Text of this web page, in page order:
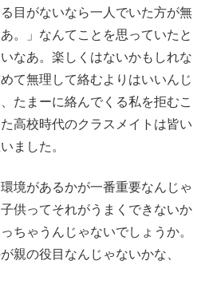
目がないなら一人でいた方が無
。」なんてことを思っていたと
なあ。楽しくはないかもしれな
て無理して絡むよりはいいんじ
たまーに絡んでくる私を拒むこ
高校時代のクラスメイトは皆い
ました。
境があるかが一番重要なんじゃ
供ってそれがうまくできないか
ちゃうんじゃないでしょうか。
親の役目なんじゃないかな、